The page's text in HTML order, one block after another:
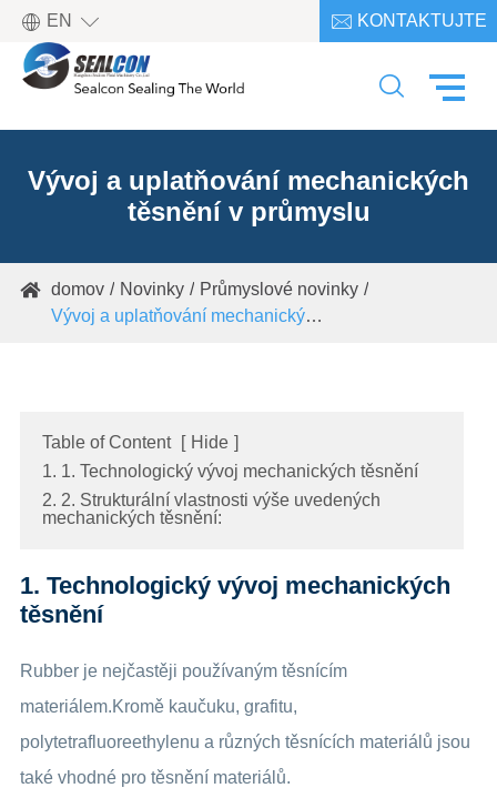
EN   KONTAKTUJTE

Vývoj a uplatňování mechanických
těsnění v průmyslu
 domov Novinky
Průmyslové novinky
Vývoj a uplatňování mechanických těsnění v průmyslu
Table of Content [ Hide ]
1. 1. Technologický vývoj mechanických těsnění
2. 2. Strukturální vlastnosti výše uvedených
mechanických těsnění:
1. Technologický vývoj mechanických
těsnění
Rubber je nejčastěji používaným těsnícím
materiálem.Kromě kaučuku, grafitu,
polytetrafluoreethylenu a různých těsnících materiálů jsou
také vhodné pro těsnění materiálů.